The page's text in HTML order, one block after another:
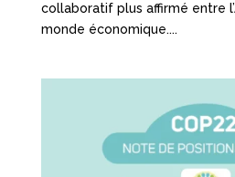
collaboratif plus affirmé entre
monde économique....